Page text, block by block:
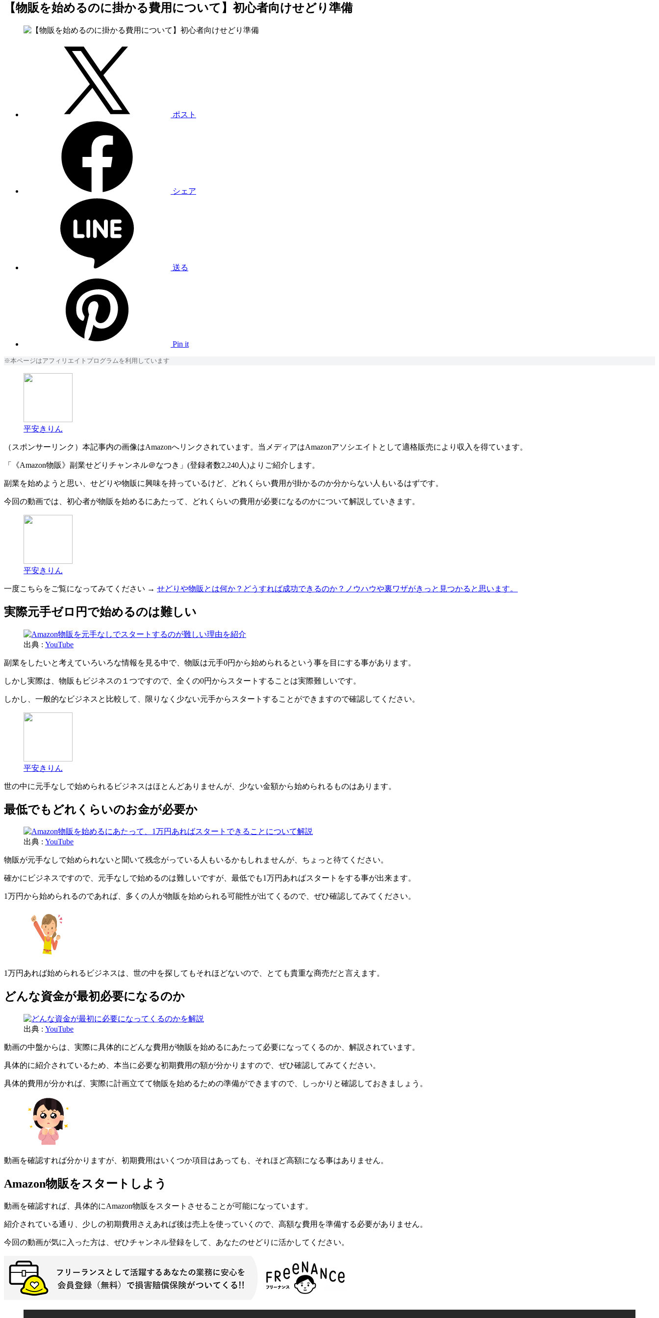
【物販を始めるのに掛かる費用について】初心者向けせどり準備
ポスト
シェア
送る
Pin it
※本ページはアフィリエイトプログラムを利用しています
平安きりん
（スポンサーリンク）本記事内の画像はAmazonへリンクされています。当メディアはAmazonアソシエイトとして適格販売により収入を得ています。
「《Amazon物販》副業せどりチャンネル＠なつき」(登録者数2,240人)よりご紹介します。
副業を始めようと思い、せどりや物販に興味を持っているけど、どれくらい費用が掛かるのか分からない人もいるはずです。
今回の動画では、初心者が物販を始めるにあたって、どれくらいの費用が必要になるのかについて解説していきます。
平安きりん
一度こちらをご覧になってみてください → せどりや物販とは何か？どうすれば成功できるのか？ノウハウや裏ワザがきっと見つかると思います。
実際元手ゼロ円で始めるのは難しい
出典 : YouTube
副業をしたいと考えていろいろな情報を見る中で、物販は元手0円から始められるという事を目にする事があります。
しかし実際は、物販もビジネスの１つですので、全くの0円からスタートすることは実際難しいです。
しかし、一般的なビジネスと比較して、限りなく少ない元手からスタートすることができますので確認してください。
平安きりん
世の中に元手なしで始められるビジネスはほとんどありませんが、少ない金額から始められるものはあります。
最低でもどれくらいのお金が必要か
出典 : YouTube
物販が元手なしで始められないと聞いて残念がっている人もいるかもしれませんが、ちょっと待てください。
確かにビジネスですので、元手なしで始めるのは難しいですが、最低でも1万円あればスタートをする事が出来ます。
1万円から始められるのであれば、多くの人が物販を始められる可能性が出てくるので、ぜひ確認してみてください。
1万円あれば始められるビジネスは、世の中を探してもそれほどないので、とても貴重な商売だと言えます。
どんな資金が最初必要になるのか
出典 : YouTube
動画の中盤からは、実際に具体的にどんな費用が物販を始めるにあたって必要になってくるのか、解説されています。
具体的に紹介されているため、本当に必要な初期費用の額が分かりますので、ぜひ確認してみてください。
具体的費用が分かれば、実際に計画立てて物販を始めるための準備ができますので、しっかりと確認しておきましょう。
動画を確認すれば分かりますが、初期費用はいくつか項目はあっても、それほど高額になる事はありません。
Amazon物販をスタートしよう
動画を確認すれば、具体的にAmazon物販をスタートさせることが可能になっています。
紹介されている通り、少しの初期費用さえあれば後は売上を使っていくので、高額な費用を準備する必要がありません。
今回の動画が気に入った方は、ぜひチャンネル登録をして、あなたのせどりに活かしてください。